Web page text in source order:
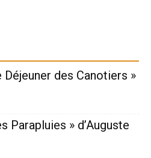
Déjeuner des Canotiers »
Parapluies » d’Auguste